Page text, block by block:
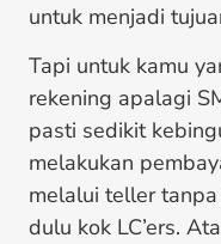
untuk menjadi
Tapi untuk kamu
rekening apalagi
pasti sedikit
melakukan
melalui teller
dulu kok LC’ers.